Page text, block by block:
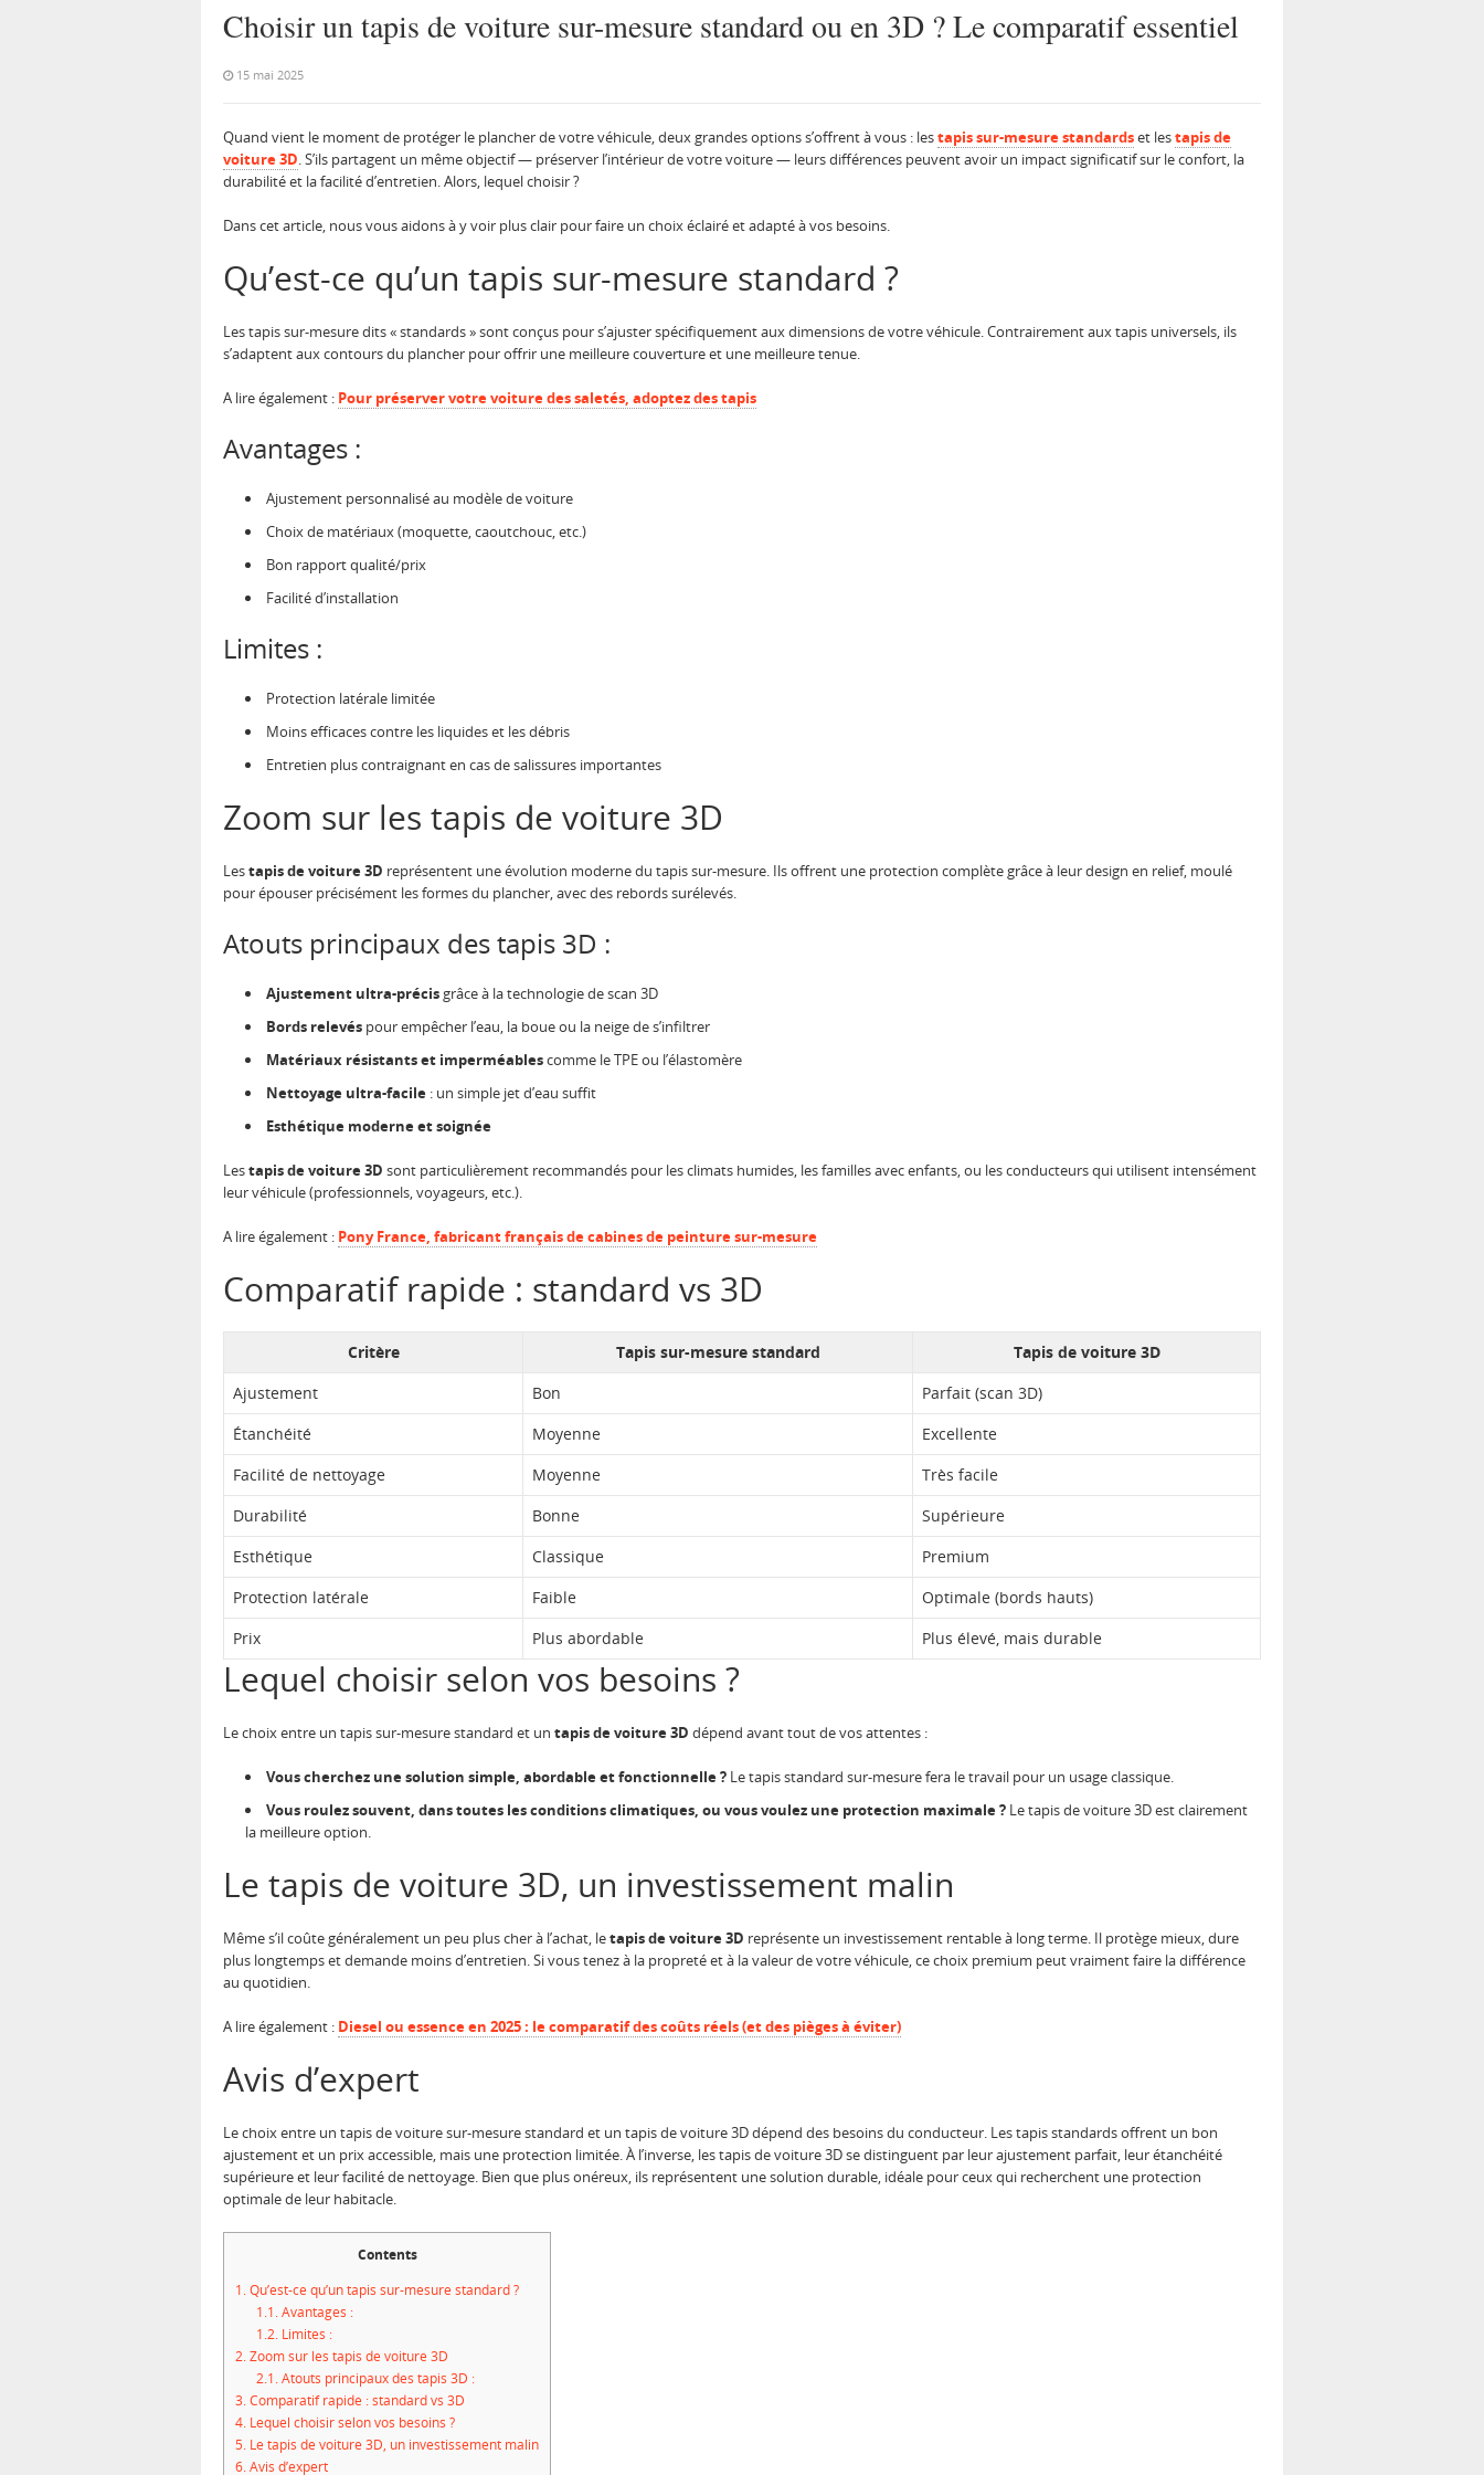
Choisir un tapis de voiture sur-mesure standard ou en 3D ? Le comparatif essentiel
15 mai 2025
Quand vient le moment de protéger le plancher de votre véhicule, deux grandes options s’offrent à vous : lestapis sur-mesure standardset lestapis de
voiture 3D. S’ils partagent un même objectif — préserver l’intérieur de votre voiture — leurs différences peuvent avoir un impact significatif sur le confort, la
durabilité et la facilité d’entretien. Alors, lequel choisir ?
Dans cet article, nous vous aidons à y voir plus clair pour faire un choix éclairé et adapté à vos besoins.
Qu’est-ce qu’un tapis sur-mesure standard ?
Les tapis sur-mesure dits « standards » sont conçus pour s’ajuster spécifiquement aux dimensions de votre véhicule. Contrairement aux tapis universels, ils
s’adaptent aux contours du plancher pour offrir une meilleure couverture et une meilleure tenue.
A lire également : Pour préserver votre voiture des saletés, adoptez des tapis
Avantages :
Ajustement personnalisé au modèle de voiture
Choix de matériaux (moquette, caoutchouc, etc.)
Bon rapport qualité/prix
Facilité d’installation
Limites :
Protection latérale limitée
Moins efficaces contre les liquides et les débris
Entretien plus contraignant en cas de salissures importantes
Zoom sur les tapis de voiture 3D
Lestapis de voiture 3D représentent une évolution moderne du tapis sur-mesure. Ils offrent une protection complète grâce à leur design en relief, moulé
pour épouser précisément les formes du plancher, avec des rebords surélevés.
Atouts principaux des tapis 3D :
Ajustement ultra-précis grâce à la technologie de scan 3D
Bords relevés pour empêcher l’eau, la boue ou la neige de s’infiltrer
Matériaux résistants et imperméablescomme le TPE ou l’élastomère
Nettoyage ultra-facile : un simple jet d’eau suffit
Esthétique moderne et soignée
Lestapis de voiture 3D sont particulièrement recommandés pour les climats humides, les familles avec enfants, ou les conducteurs qui utilisent intensément
leur véhicule (professionnels, voyageurs, etc.).
A lire également : Pony France, fabricant français de cabines de peinture sur-mesure
Comparatif rapide : standard vs 3D
Critère Tapis sur-mesure standard
Tapis de voiture 3D
Ajustement
Bon
Parfait (scan 3D)
Étanchéité
Moyenne
Excellente
Facilité de nettoyage
Moyenne
Très facile
Durabilité
Bonne
Supérieure
Esthétique
Classique
Premium
Protection latérale
Faible
Optimale (bords hauts)
Prix
Plus abordable Plus élevé, mais durable
Lequel choisir selon vos besoins ?
Le choix entre un tapis sur-mesure standard et un tapis de voiture 3D dépend avant tout de vos attentes :
Vous cherchez une solution simple, abordable et fonctionnelle ? Le tapis standard sur-mesure fera le travail pour un usage classique.
Vous roulez souvent, dans toutes les conditions climatiques, ou vous voulez une protection maximale ? Le tapis de voiture 3D est clairement
la meilleure option.
Le tapis de voiture 3D, un investissement malin
Même s’il coûte généralement un peu plus cher à l’achat, letapis de voiture 3D représente un investissement rentable à long terme. Il protège mieux, dure
plus longtemps et demande moins d’entretien. Si vous tenez à la propreté et à la valeur de votre véhicule, ce choix premium peut vraiment faire la différence
au quotidien.
A lire également : Diesel ou essence en 2025 : le comparatif des coûts réels (et des pièges à éviter)
Avis d’expert
Le choix entre un tapis de voiture sur-mesure standard et un tapis de voiture 3D dépend des besoins du conducteur. Les tapis standards offrent un bon
ajustement et un prix accessible, mais une protection limitée. À l’inverse, les tapis de voiture 3D se distinguent par leur ajustement parfait, leur étanchéité
supérieure et leur facilité de nettoyage. Bien que plus onéreux, ils représentent une solution durable, idéale pour ceux qui recherchent une protection
optimale de leur habitacle.
Contents
1.Qu’est-ce qu’un tapis sur-mesure standard ?
1.1.Avantages :
1.2.Limites :
2.Zoom sur les tapis de voiture 3D
2.1.Atouts principaux des tapis 3D :
3.Comparatif rapide : standard vs 3D
4. Lequel choisir selon vos besoins ?
5. Le tapis de voiture 3D, un investissement malin
6.Avis d’expert